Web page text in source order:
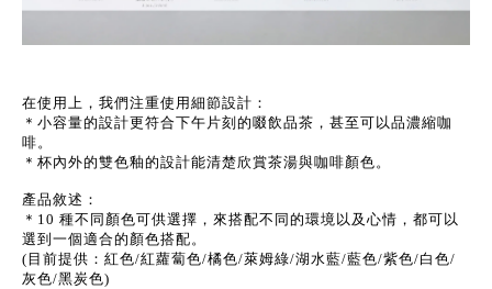
在使用上，我們注重使用細節設計：
＊小容量的設計更符合下午片刻的啜飲品茶，甚至可以品濃縮咖
啡。
＊杯內外的雙色釉的設計能清楚欣賞茶湯與咖啡顏色。
產品敘述：
＊10 種不同顏色可供選擇，來搭配不同的環境以及心情，都可以
選到一個適合的顏色搭配。
(目前提供：紅色/紅蘿蔔色/橘色/萊姆綠/湖水藍/藍色/紫色/白色/
灰色/黑炭色)